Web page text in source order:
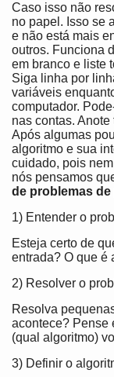
Caso isso não
no papel. Isso se
e não está mais
outros. Funciona
em branco e liste
Siga linha por
variáveis
computador.
nas contas.
Após algumas
algoritmo e sua
cuidado, pois
nós pensamos
de problemas
1) Entender o
Esteja certo de
entrada? O que é
2) Resolver o
Resolva
acontece? Pense
(qual algoritmo)
3) Definir o